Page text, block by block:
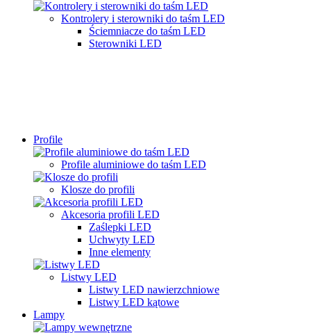
Kontrolery i sterowniki do taśm LED
Ściemniacze do taśm LED
Sterowniki LED
Profile
Profile aluminiowe do taśm LED
Klosze do profili
Akcesoria profili LED
Zaślepki LED
Uchwyty LED
Inne elementy
Listwy LED
Listwy LED nawierzchniowe
Listwy LED kątowe
Lampy